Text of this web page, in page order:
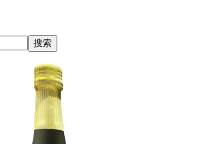
搜索